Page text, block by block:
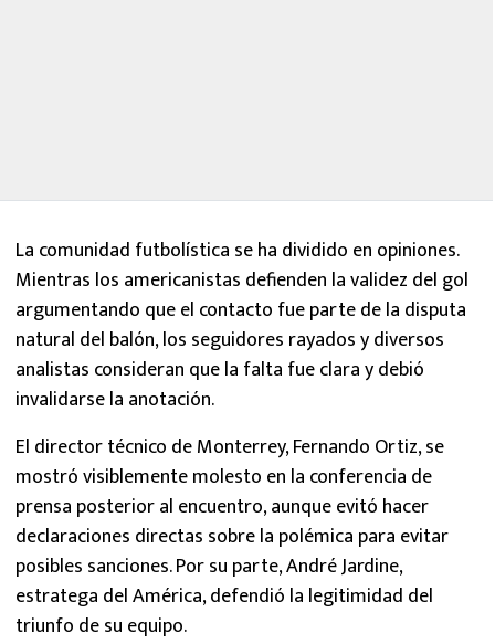
La comunidad futbolística se ha dividido en opiniones.
Mientras los americanistas defienden la validez del gol
argumentando que el contacto fue parte de la disputa
natural del balón, los seguidores rayados y diversos
analistas consideran que la falta fue clara y debió
invalidarse la anotación.
El director técnico de Monterrey, Fernando Ortiz, se
mostró visiblemente molesto en la conferencia de
prensa posterior al encuentro, aunque evitó hacer
declaraciones directas sobre la polémica para evitar
posibles sanciones. Por su parte, André Jardine,
estratega del América, defendió la legitimidad del
triunfo de su equipo.